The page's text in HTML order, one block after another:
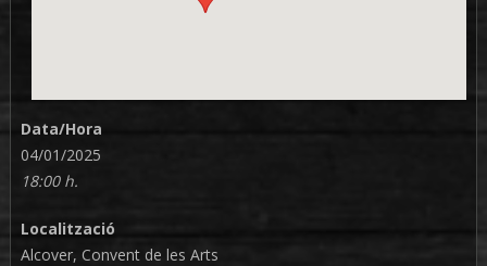
Data/Hora
04/01/2025
18:00 h.
Localització
Alcover, Convent de les Arts